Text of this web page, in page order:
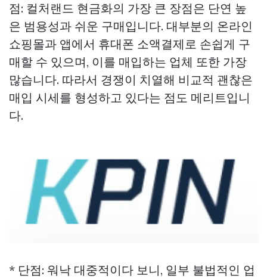
점: 컬처랜드 현금화의 가장 큰 장점은 단연 높
은 범용성과 쉬운 구매입니다. 대부분의 온라인
쇼핑몰과 앱에서 휴대폰 소액결제로 손쉽게 구
매할 수 있으며, 이를 매입하는 업체 또한 가장
많습니다. 따라서 경쟁이 치열해 비교적 괜찮은
매입 시세를 형성하고 있다는 점도 메리트입니
다.
* 단점: 워낙 대중적이다 보니, 일부 불법적인 업